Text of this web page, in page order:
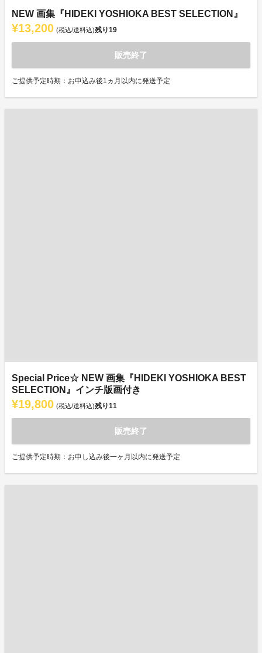
NEW 画集『HIDEKI YOSHIOKA BEST SELECTION』
¥13,200 (税込/送料込)残り19
販売終了
ご提供予定時期：お申込み後1ヵ月以内に発送予定
Special Price☆ NEW 画集『HIDEKI YOSHIOKA BEST
SELECTION』インチ版画付き
¥19,800 (税込/送料込)残り11
販売終了
ご提供予定時期：お申し込み後一ヶ月以内に発送予定